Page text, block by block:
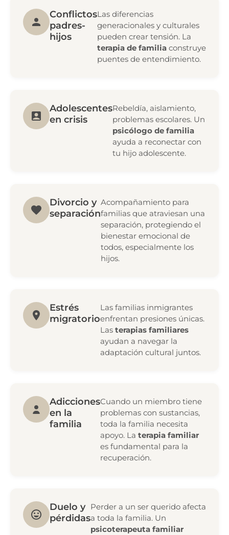
Conflictos
padres-
hijos
Las diferencias
generacionales y culturales
pueden crear tensión. La
terapia de familia construye
puentes de entendimiento.
Adolescentes
en crisis
Rebeldía, aislamiento,
problemas escolares. Un
psicólogo de familia
ayuda a reconectar con
tu hijo adolescente.
Divorcio y
separación
Acompañamiento para
familias que atraviesan una
separación, protegiendo el
bienestar emocional de
todos, especialmente los
hijos.
Estrés
migratorio
Las familias inmigrantes
enfrentan presiones únicas.
Las terapias familiares
ayudan a navegar la
adaptación cultural juntos.
Adicciones
en la
familia
Cuando un miembro tiene
problemas con sustancias,
toda la familia necesita
apoyo. La terapia familiar
es fundamental para la
recuperación.
Duelo y
pérdidas
Perder a un ser querido afecta
a toda la familia. Un
psicoterapeuta familiar